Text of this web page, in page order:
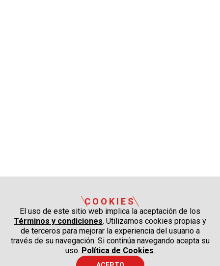
COOKIES
El uso de este sitio web implica la aceptación de los
Términos y condiciones. Utilizamos cookies propias y
de terceros para mejorar la experiencia del usuario a
través de su navegación. Si continúa navegando acepta su
uso. Política de Cookies.